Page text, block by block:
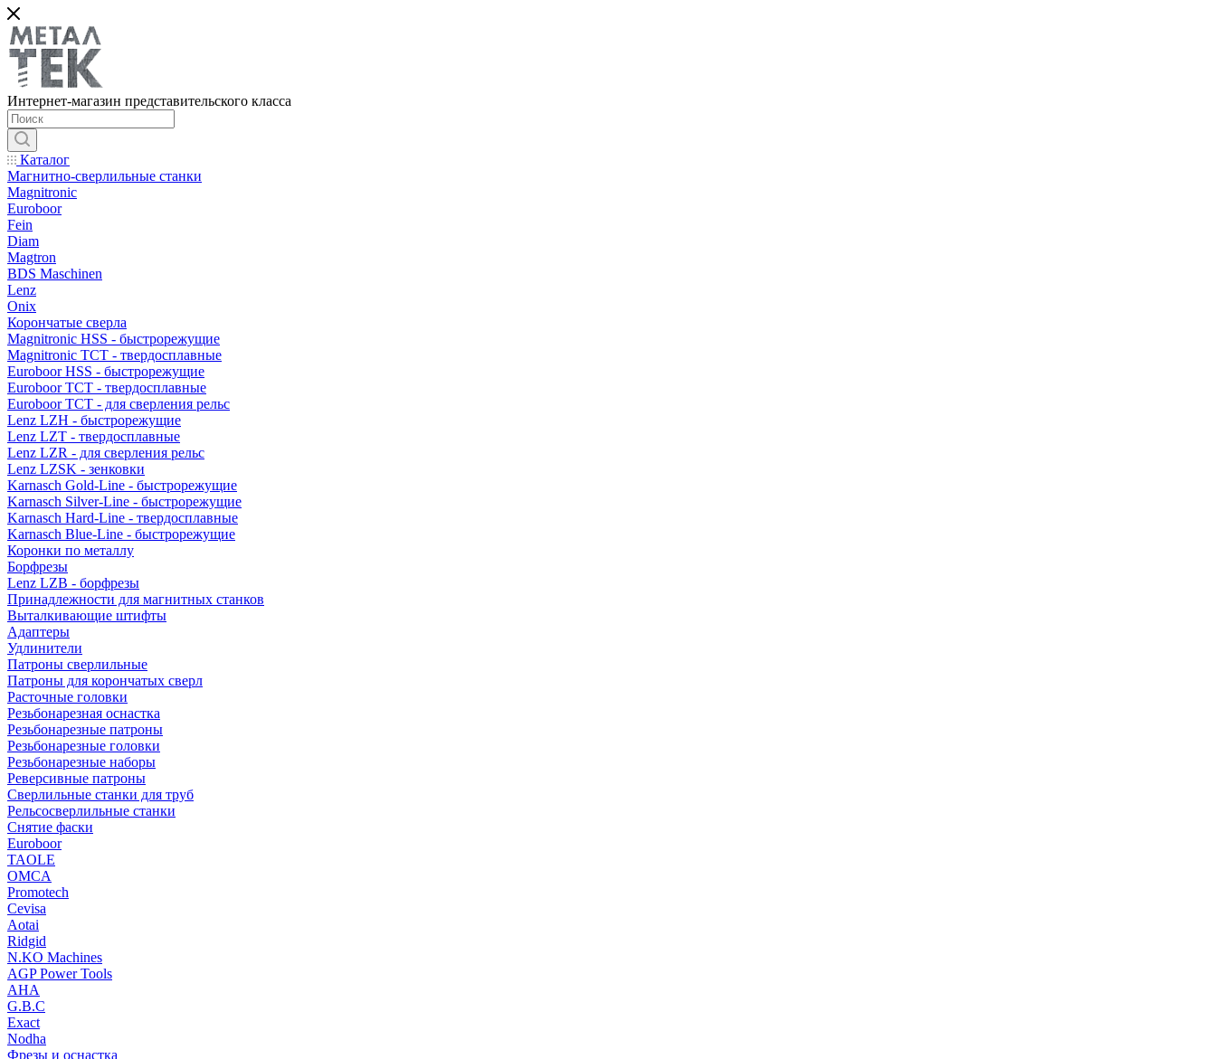
Интернет-магазин представительского класса
Каталог
Магнитно-сверлильные станки
Magnitronic
Euroboor
Fein
Diam
Magtron
BDS Maschinen
Lenz
Onix
Корончатые сверла
Magnitronic HSS - быстрорежущие
Magnitronic TCT - твердосплавные
Euroboor HSS - быстрорежущие
Euroboor TCT - твердосплавные
Euroboor TCT - для сверления рельс
Lenz LZH - быстрорежущие
Lenz LZT - твердосплавные
Lenz LZR - для сверления рельс
Lenz LZSK - зенковки
Karnasch Gold-Line - быстрорежущие
Karnasch Silver-Line - быстрорежущие
Karnasch Hard-Line - твердосплавные
Karnasch Blue-Line - быстрорежущие
Коронки по металлу
Борфрезы
Lenz LZB - борфрезы
Принадлежности для магнитных станков
Выталкивающие штифты
Адаптеры
Удлинители
Патроны сверлильные
Патроны для корончатых сверл
Расточные головки
Резьбонарезная оснастка
Резьбонарезные патроны
Резьбонарезные головки
Резьбонарезные наборы
Реверсивные патроны
Сверлильные станки для труб
Рельсосверлильные станки
Снятие фаски
Euroboor
TAOLE
OMCA
Promotech
Cevisa
Aotai
Ridgid
N.KO Machines
AGP Power Tools
AHA
G.B.C
Exact
Nodha
Фрезы и оснастка